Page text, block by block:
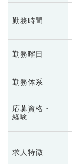
勤務時間
勤務曜日
勤務体系
応募資格・
経験
求人特徴